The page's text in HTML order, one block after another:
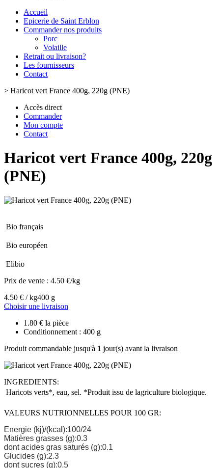
Accueil
Epicerie de Saint Erblon
Commander nos produits
Porc
Volaille
Retrait ou livraison?
Les fournisseurs
Contact
> Haricot vert France 400g, 220g (PNE)
Accès direct
Commander
Mon compte
Contact
Haricot vert France 400g, 220g
(PNE)
Bio français
Bio européen
Elibio
Prix de vente : 4.50 €/kg
4.50 € / kg400 g
Choisir une livraison
1.80 € la pièce
Conditionnement : 400 g
Produit commandable jusqu'à 1 jour(s) avant la livraison
INGREDIENTS:
Haricots verts*, eau, sel. *Produit issu de lagriculture biologique.
VALEURS NUTRIONNELLES POUR 100 GR:
Energie (kj)/(kcal):100/24
Matières grasses (g):0.3
dont acides gras saturés (g):0.1
Glucides (g):2.3
dont sucres (g):0.5